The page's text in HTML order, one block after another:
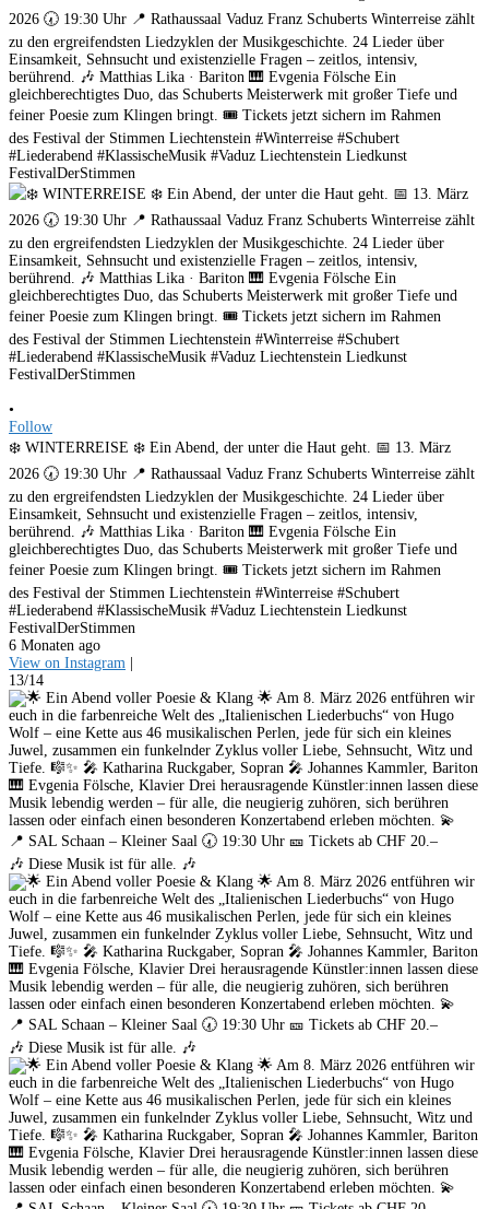
•
Follow
❄️ WINTERREISE ❄️ Ein Abend, der unter die Haut geht. 📅 13. März
2026 🕢 19:30 Uhr 📍 Rathaussaal Vaduz Franz Schuberts Winterreise zählt
zu den ergreifendsten Liedzyklen der Musikgeschichte. 24 Lieder über
Einsamkeit, Sehnsucht und existenzielle Fragen – zeitlos, intensiv,
berührend. 🎶 Matthias Lika · Bariton 🎹 Evgenia Fölsche Ein
gleichberechtigtes Duo, das Schuberts Meisterwerk mit großer Tiefe und
feiner Poesie zum Klingen bringt. 🎟️ Tickets jetzt sichern im Rahmen
des Festival der Stimmen Liechtenstein #Winterreise #Schubert
#Liederabend #KlassischeMusik #Vaduz Liechtenstein Liedkunst
FestivalDerStimmen
6 Monaten ago
View on Instagram
13/14